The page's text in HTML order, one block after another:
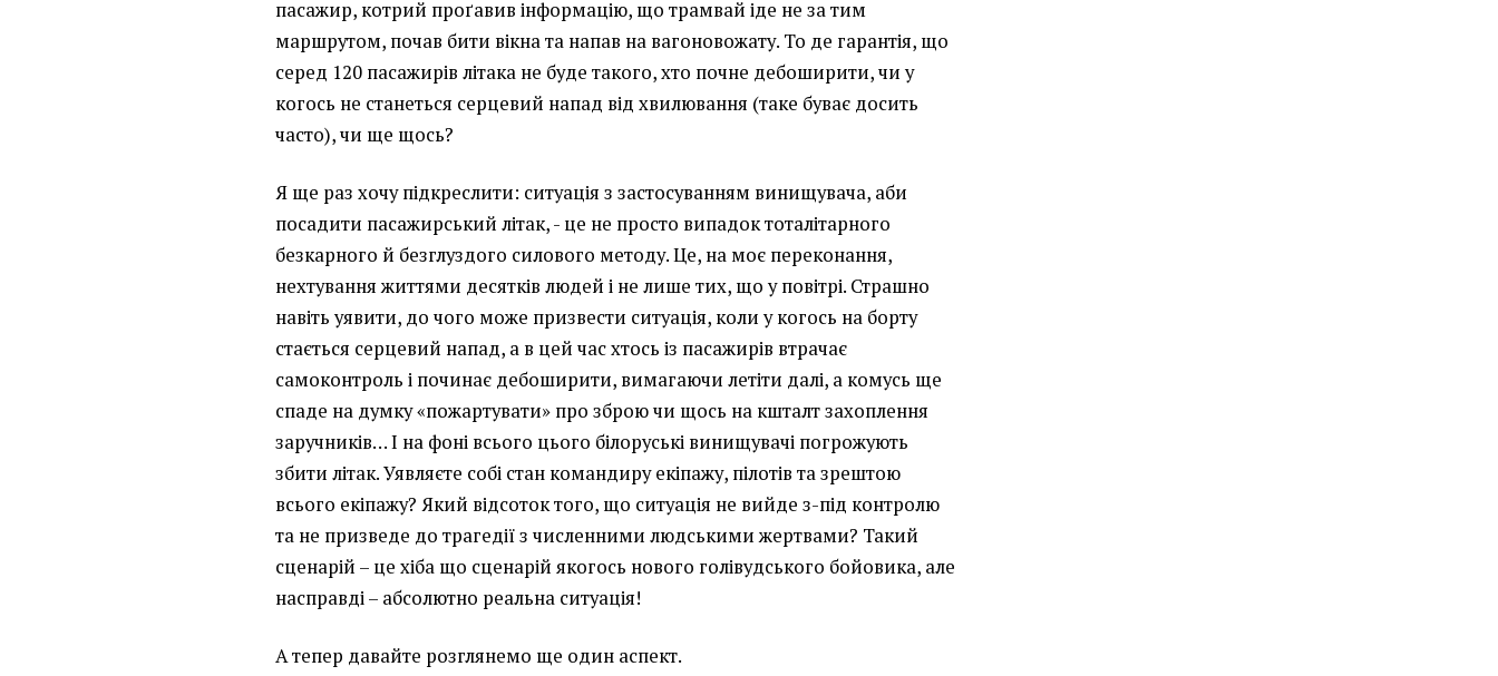
пасажир, котрий проґавив інформацію, що трамвай іде не за тим
маршрутом, почав бити вікна та напав на вагоновожату. То де гарантія, що
серед 120 пасажирів літака не буде такого, хто почне дебоширити, чи у
когось не станеться серцевий напад від хвилювання (таке буває досить
часто), чи ще щось?
Я ще раз хочу підкреслити: ситуація з застосуванням винищувача, аби
посадити пасажирський літак, - це не просто випадок тоталітарного
безкарного й безглуздого силового методу. Це, на моє переконання,
нехтування життями десятків людей і не лише тих, що у повітрі. Страшно
навіть уявити, до чого може призвести ситуація, коли у когось на борту
стається серцевий напад, а в цей час хтось із пасажирів втрачає
самоконтроль і починає дебоширити, вимагаючи летіти далі, а комусь ще
спаде на думку «пожартувати» про зброю чи щось на кшталт захоплення
заручників… І на фоні всього цього білоруські винищувачі погрожують
збити літак. Уявляєте собі стан командиру екіпажу, пілотів та зрештою
всього екіпажу? Який відсоток того, що ситуація не вийде з-під контролю
та не призведе до трагедії з численними людськими жертвами? Такий
сценарій – це хіба що сценарій якогось нового голівудського бойовика, але
насправді – абсолютно реальна ситуація!
А тепер давайте розглянемо ще один аспект.